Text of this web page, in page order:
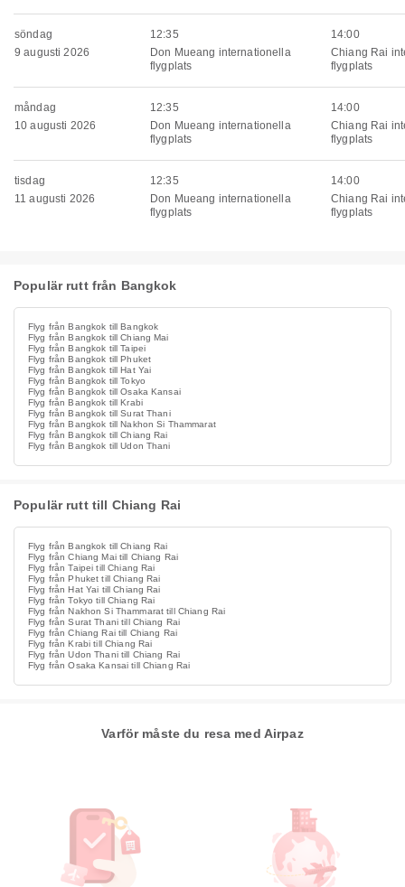
söndag
9 augusti 2026
12:35
Don Mueang internationella
flygplats
14:00
Chiang Rai
flygplats
måndag
10 augusti 2026
12:35
Don Mueang internationella
flygplats
14:00
Chiang Rai
flygplats
tisdag
11 augusti 2026
12:35
Don Mueang internationella
flygplats
14:00
Chiang Rai
flygplats
Populär rutt från Bangkok
Flyg från Bangkok till Bangkok
Flyg från Bangkok till Chiang Mai
Flyg från Bangkok till Taipei
Flyg från Bangkok till Phuket
Flyg från Bangkok till Hat Yai
Flyg från Bangkok till Tokyo
Flyg från Bangkok till Osaka Kansai
Flyg från Bangkok till Krabi
Flyg från Bangkok till Surat Thani
Flyg från Bangkok till Nakhon Si Thammarat
Flyg från Bangkok till Chiang Rai
Flyg från Bangkok till Udon Thani
Populär rutt till Chiang Rai
Flyg från Bangkok till Chiang Rai
Flyg från Chiang Mai till Chiang Rai
Flyg från Taipei till Chiang Rai
Flyg från Phuket till Chiang Rai
Flyg från Hat Yai till Chiang Rai
Flyg från Tokyo till Chiang Rai
Flyg från Nakhon Si Thammarat till Chiang Rai
Flyg från Surat Thani till Chiang Rai
Flyg från Chiang Rai till Chiang Rai
Flyg från Krabi till Chiang Rai
Flyg från Udon Thani till Chiang Rai
Flyg från Osaka Kansai till Chiang Rai
Varför måste du resa med Airpaz